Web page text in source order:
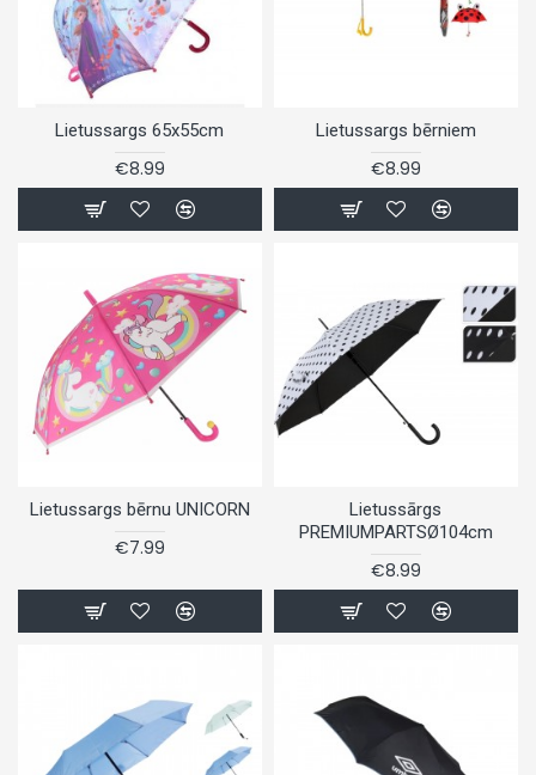
Lietussargs 65x55cm
€8.99
Lietussargs bērniem
€8.99
Lietussargs bērnu UNICORN
€7.99
Lietussārgs
PREMIUMPARTSØ104cm
€8.99